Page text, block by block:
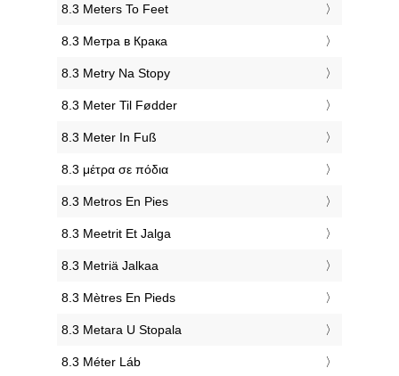
‎8.3 Meters To Feet
‎8.3 Метра в Крака
‎8.3 Metry Na Stopy
‎8.3 Meter Til Fødder
‎8.3 Meter In Fuß
‎8.3 μέτρα σε πόδια
‎8.3 Metros En Pies
‎8.3 Meetrit Et Jalga
‎8.3 Metriä Jalkaa
‎8.3 Mètres En Pieds
‎8.3 Metara U Stopala
‎8.3 Méter Láb